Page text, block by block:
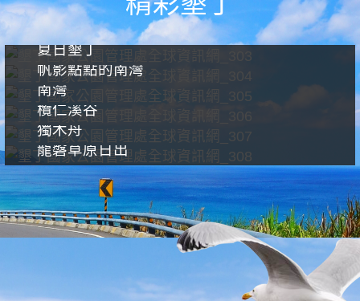
夏日墾丁
帆影點點的南灣
南灣
欖仁溪谷
獨木舟
龍磐草原日出